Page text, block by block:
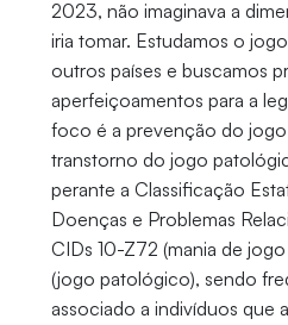
2023, não imaginava a
iria tomar. Estudamos o
outros países e buscamos
aperfeiçoamentos para a
foco é a prevenção do
transtorno do jogo
perante a Classificação
Doenças e Problemas
CIDs 10-Z72 (mania de
(jogo patológico), sendo
associado a indivíduos que